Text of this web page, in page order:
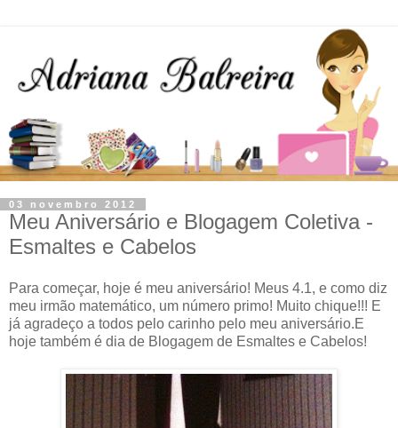
03 novembro 2012
Meu Aniversário e Blogagem Coletiva -
Esmaltes e Cabelos
Para começar, hoje é meu aniversário! Meus 4.1, e como diz
meu irmão matemático, um número primo! Muito chique!!! E
já agradeço a todos pelo carinho pelo meu aniversário.E
hoje também é dia de Blogagem de Esmaltes e Cabelos!